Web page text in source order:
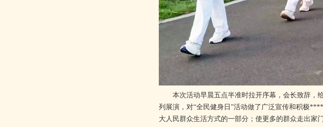
本次活动早晨五点半准时拉开序幕，会长致辞，给
列展演，对“全民健身日”活动做了广泛宣传和积极
大人民群众生活方式的一部分；使更多的群众走出家